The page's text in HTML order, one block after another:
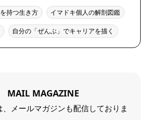
持つ生き方 イマドキ個人の解剖図鑑
自分の「ぜんぶ」でキャリアを描く
MAIL MAGAZINE
メールマガジンも配信しておりま